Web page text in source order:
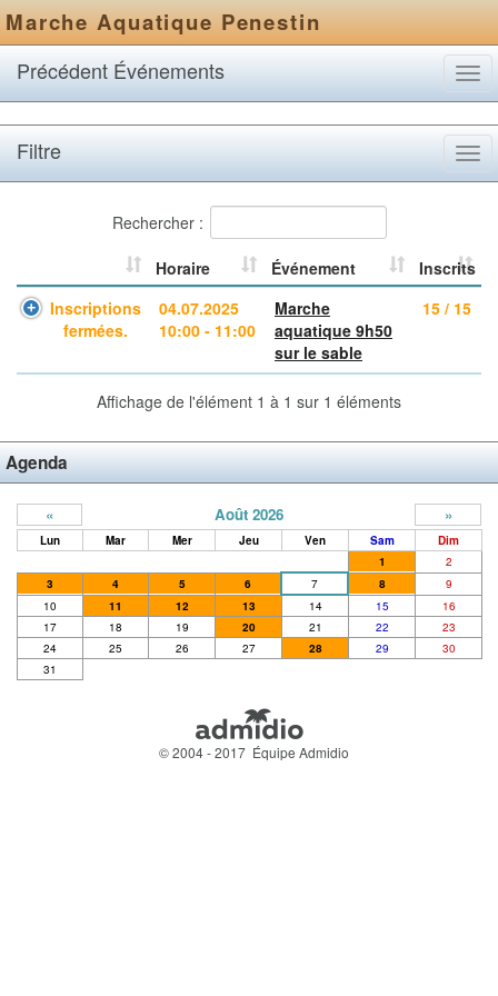
Marche Aquatique Penestin
Précédent Événements
Filtre
Rechercher :
Horaire Événement
Inscrits
Inscriptions
fermées.
04.07.2025
10:00 - 11:00
Marche
aquatique 9h50
sur le sable
15 / 15
Affichage de l'élément 1 à 1 sur 1 éléments
Agenda
« Août 2026 »
Lun Mar Mer Jeu Ven Sam
Dim
1
2
3
4 5 6 7 8
9
10
11 12 13 14 15
16
17
18 19 20 21 22
23
24
25 26 27 28 29
30
31
© 2004 - 2017 Équipe Admidio